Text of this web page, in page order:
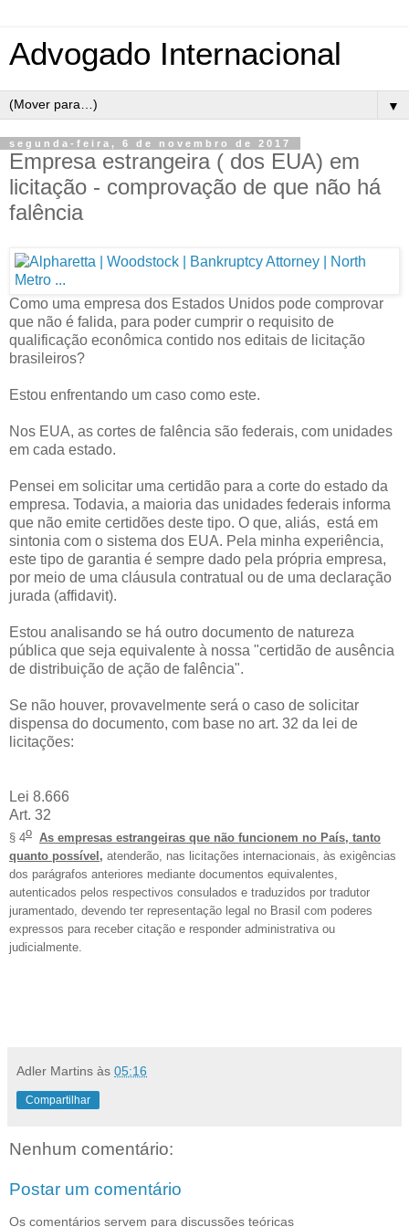
Advogado Internacional
▼
segunda-feira, 6 de novembro de 2017
Empresa estrangeira ( dos EUA) em
licitação - comprovação de que não há
falência
Como uma empresa dos Estados Unidos pode comprovar
que não é falida, para poder cumprir o requisito de
qualificação econômica contido nos editais de licitação
brasileiros?
Estou enfrentando um caso como este.
Nos EUA, as cortes de falência são federais, com unidades
em cada estado.
Pensei em solicitar uma certidão para a corte do estado da
empresa. Todavia, a maioria das unidades federais informa
que não emite certidões deste tipo. O que, aliás, está em
sintonia com o sistema dos EUA. Pela minha experiência,
este tipo de garantia é sempre dado pela própria empresa,
por meio de uma cláusula contratual ou de uma declaração
jurada (affidavit).
Estou analisando se há outro documento de natureza
pública que seja equivalente à nossa "certidão de ausência
de distribuição de ação de falência".
Se não houver, provavelmente será o caso de solicitar
dispensa do documento, com base no art. 32 da lei de
licitações:
Lei 8.666
Art. 32
§ 4o As empresas estrangeiras que não funcionem no País, tanto
quanto possível, atenderão, nas licitações internacionais, às exigências
dos parágrafos anteriores mediante documentos equivalentes,
autenticados pelos respectivos consulados e traduzidos por tradutor
juramentado, devendo ter representação legal no Brasil com poderes
expressos para receber citação e responder administrativa ou
judicialmente.
Adler Martins às 05:16
Compartilhar
Nenhum comentário:
Postar um comentário
Os comentários servem para discussões teóricas